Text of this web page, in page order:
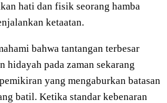
hati dan fisik seorang hamba
ketaatan.
bahwa tantangan terbesar
hidayah pada zaman sekarang
yang mengaburkan batasan
batil. Ketika standar kebenaran